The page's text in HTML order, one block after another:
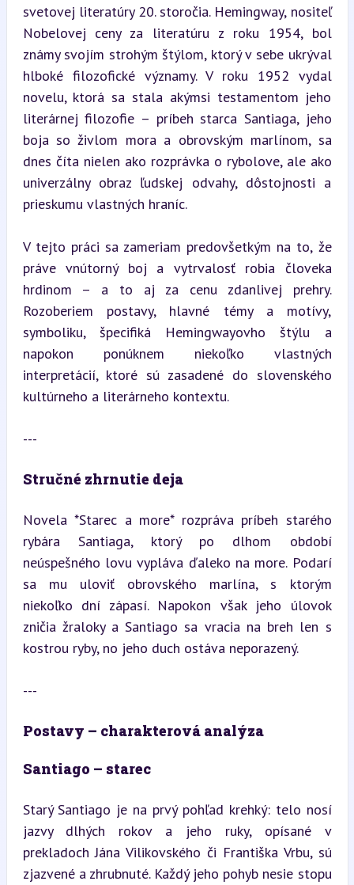
svetovej literatúry 20. storočia. Hemingway, nositeľ
Nobelovej ceny za literatúru z roku 1954, bol
známy svojím strohým štýlom, ktorý v sebe ukrýval
hlboké filozofické významy. V roku 1952 vydal
novelu, ktorá sa stala akýmsi testamentom jeho
literárnej filozofie – príbeh starca Santiaga, jeho
boja so živlom mora a obrovským marlínom, sa
dnes číta nielen ako rozprávka o rybolove, ale ako
univerzálny obraz ľudskej odvahy, dôstojnosti a
prieskumu vlastných hraníc.
V tejto práci sa zameriam predovšetkým na to, že
práve vnútorný boj a vytrvalosť robia človeka
hrdinom – a to aj za cenu zdanlivej prehry.
Rozoberiem postavy, hlavné témy a motívy,
symboliku, špecifiká Hemingwayovho štýlu a
napokon ponúknem niekoľko vlastných
interpretácií, ktoré sú zasadené do slovenského
kultúrneho a literárneho kontextu.
---
Stručné zhrnutie deja
Novela *Starec a more* rozpráva príbeh starého
rybára Santiaga, ktorý po dlhom období
neúspešného lovu vypláva ďaleko na more. Podarí
sa mu uloviť obrovského marlína, s ktorým
niekoľko dní zápasí. Napokon však jeho úlovok
zničia žraloky a Santiago sa vracia na breh len s
kostrou ryby, no jeho duch ostáva neporazený.
---
Postavy – charakterová analýza
Santiago – starec
Starý Santiago je na prvý pohľad krehký: telo nosí
jazvy dlhých rokov a jeho ruky, opísané v
prekladoch Jána Vilikovského či Františka Vrbu, sú
zjazvené a zhrubnuté. Každý jeho pohyb nesie stopu